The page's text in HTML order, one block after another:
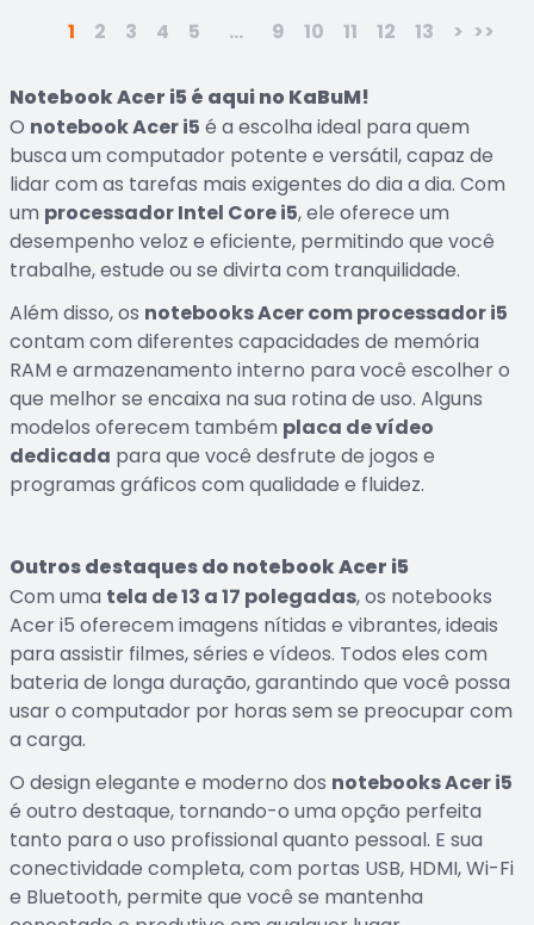
1 2 3 4 5 ... 9 10 11 12 13 > >>
Notebook Acer i5 é aqui no KaBuM!
O notebook Acer i5 é a escolha ideal para quem
busca um computador potente e versátil, capaz de
lidar com as tarefas mais exigentes do dia a dia. Com
um processador Intel Core i5, ele oferece um
desempenho veloz e eficiente, permitindo que você
trabalhe, estude ou se divirta com tranquilidade.
Além disso, os notebooks Acer com processador i5
contam com diferentes capacidades de memória
RAM e armazenamento interno para você escolher o
que melhor se encaixa na sua rotina de uso. Alguns
modelos oferecem também placa de vídeo
dedicada para que você desfrute de jogos e
programas gráficos com qualidade e fluidez.
Outros destaques do notebook Acer i5
Com uma tela de 13 a 17 polegadas, os notebooks
Acer i5 oferecem imagens nítidas e vibrantes, ideais
para assistir filmes, séries e vídeos. Todos eles com
bateria de longa duração, garantindo que você possa
usar o computador por horas sem se preocupar com
a carga.
O design elegante e moderno dos notebooks Acer i5
é outro destaque, tornando-o uma opção perfeita
tanto para o uso profissional quanto pessoal. E sua
conectividade completa, com portas USB, HDMI, Wi-Fi
e Bluetooth, permite que você se mantenha